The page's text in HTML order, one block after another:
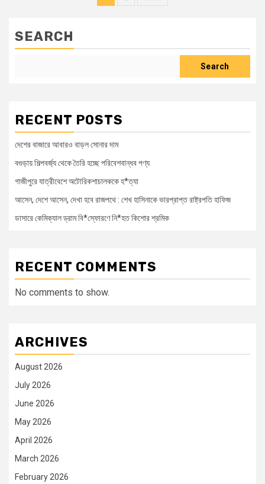
SEARCH
Search
RECENT POSTS
দেশের বাজারে আবারও বাড়ল সোনার দাম
বগুড়ায় শিল্পবর্জ্য থেকে তৈরি হচ্ছে পরিবেশবান্ধব পণ্য
গাজীপুরে যাত্রীবেশে অটোরিকশাচালককে হ*ত্যা
আসেন, দেশে আসেন, দেখা হবে রাজপথে : শেখ হাসিনাকে ভারপ্রাপ্ত রাষ্ট্রপতি হাফিজ
ডাসারে কেমিক্যাল ড্রাম বি*স্ফোরণে নি*হত কিশোর শ্রমিক
RECENT COMMENTS
No comments to show.
ARCHIVES
August 2026
July 2026
June 2026
May 2026
April 2026
March 2026
February 2026